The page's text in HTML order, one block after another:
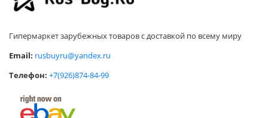
Гипермаркет зарубежных товаров с доставкой по всему миру
Email: rusbuyru@yandex.ru
Телефон: +7(926)874-84-99